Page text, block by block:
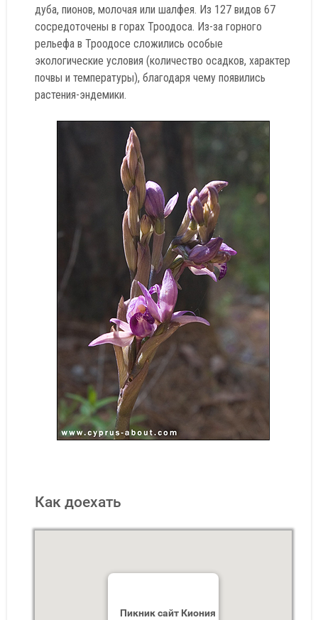
дуба, пионов, молочая или шалфея. Из 127 видов 67
сосредоточены в горах Троодоса. Из-за горного
рельефа в Троодосе сложились особые
экологические условия (количество осадков, характер
почвы и температуры), благодаря чему появились
растения-эндемики.
Как доехать
Пикник сайт Киония